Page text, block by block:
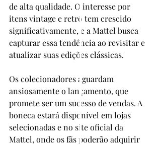
de alta qualidade. O interesse por
itens vintage e retrô tem crescido
significativamente, e a Mattel busca
capturar essa tendência ao revisitar e
atualizar suas edições clássicas.
Os colecionadores aguardam
ansiosamente o lançamento, que
promete ser um sucesso de vendas. A
boneca estará disponível em lojas
selecionadas e no site oficial da
Mattel, onde os fãs poderão adquirir